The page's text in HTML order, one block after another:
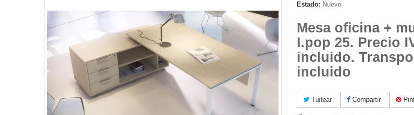
Estado: Nuevo
Mesa oficina +
I.pop 25. Precio
incluido.
incluido
Tuitear Compartir